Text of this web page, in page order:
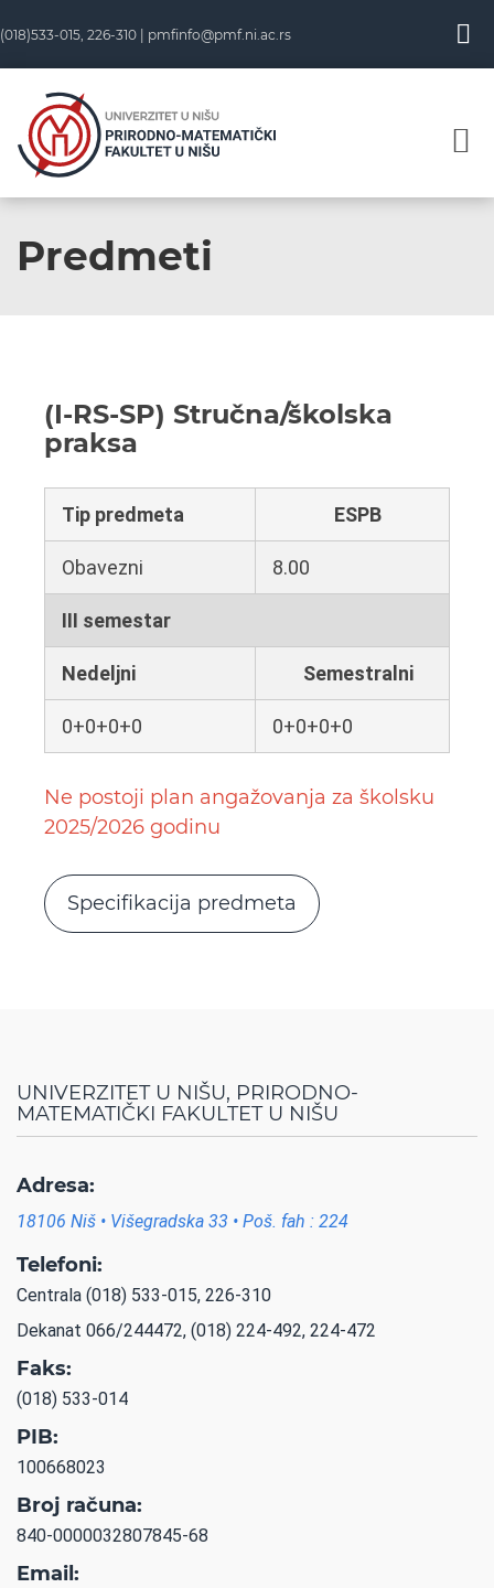
(018)533-015, 226-310 | pmfinfo@pmf.ni.ac.rs
Predmeti
(I-RS-SP) Stručna/školska
praksa
Tip predmeta ESPB
Obavezni 8.00
III semestar
Nedeljni Semestralni
0+0+0+0 0+0+0+0
Ne postoji plan angažovanja za školsku
2025/2026 godinu
Specifikacija predmeta
UNIVERZITET U NIŠU, PRIRODNO-
MATEMATIČKI FAKULTET U NIŠU
Adresa:
18106 Niš • Višegradska 33 • Poš. fah : 224
Telefoni:
Centrala (018) 533-015, 226-310
Dekanat 066/244472, (018) 224-492, 224-472
Faks:
(018) 533-014
PIB:
100668023
Broj računa:
840-0000032807845-68
Email: